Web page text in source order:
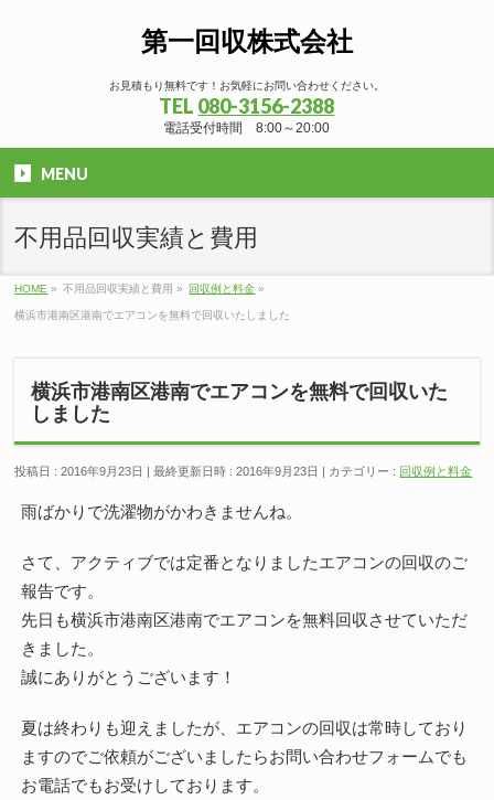
第一回収株式会社
お見積もり無料です！お気軽にお問い合わせください。
TEL 080-3156-2388
電話受付時間 8:00～20:00
MENU
不用品回収実績と費用
HOME » 不用品回収実績と費用 » 回収例と料金 »
横浜市港南区港南でエアコンを無料で回収いたしました
横浜市港南区港南でエアコンを無料で回収いた
しました
投稿日 : 2016年9月23日 最終更新日時 : 2016年9月23日 カテゴリー : 回収例と料金
雨ばかりで洗濯物がかわきませんね。
さて、アクティブでは定番となりましたエアコンの回収のご
報告です。
先日も横浜市港南区港南でエアコンを無料回収させていただ
きました。
誠にありがとうございます！
夏は終わりも迎えましたが、エアコンの回収は常時しており
ますのでご依頼がございましたらお問い合わせフォームでも
お電話でもお受けしております。